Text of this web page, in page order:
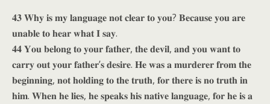
𝟒𝟑 𝐖𝐡𝐲 𝐢𝐬 𝐦𝐲 𝐥𝐚𝐧𝐠𝐮𝐚𝐠𝐞 𝐧𝐨𝐭 𝐜𝐥𝐞𝐚𝐫 𝐭𝐨 𝐲𝐨𝐮? 𝐁𝐞𝐜𝐚𝐮𝐬𝐞 𝐲𝐨𝐮 𝐚𝐫𝐞
𝐮𝐧𝐚𝐛𝐥𝐞 𝐭𝐨 𝐡𝐞𝐚𝐫 𝐰𝐡𝐚𝐭 𝐈 𝐬𝐚𝐲.
𝟒𝟒 𝐘𝐨𝐮 𝐛𝐞𝐥𝐨𝐧𝐠 𝐭𝐨 𝐲𝐨𝐮𝐫 𝐟𝐚𝐭𝐡𝐞𝐫, 𝐭𝐡𝐞 𝐝𝐞𝐯𝐢𝐥, 𝐚𝐧𝐝 𝐲𝐨𝐮 𝐰𝐚𝐧𝐭 𝐭𝐨
𝐜𝐚𝐫𝐫𝐲 𝐨𝐮𝐭 𝐲𝐨𝐮𝐫 𝐟𝐚𝐭𝐡𝐞𝐫’𝐬 𝐝𝐞𝐬𝐢𝐫𝐞. 𝐇𝐞 𝐰𝐚𝐬 𝐚 𝐦𝐮𝐫𝐝𝐞𝐫𝐞𝐫 𝐟𝐫𝐨𝐦 𝐭𝐡𝐞
𝐛𝐞𝐠𝐢𝐧𝐧𝐢𝐧𝐠, 𝐧𝐨𝐭 𝐡𝐨𝐥𝐝𝐢𝐧𝐠 𝐭𝐨 𝐭𝐡𝐞 𝐭𝐫𝐮𝐭𝐡, 𝐟𝐨𝐫 𝐭𝐡𝐞𝐫𝐞 𝐢𝐬 𝐧𝐨 𝐭𝐫𝐮𝐭𝐡 𝐢𝐧
𝐡𝐢𝐦. 𝐖𝐡𝐞𝐧 𝐡𝐞 𝐥𝐢𝐞𝐬, 𝐡𝐞 𝐬𝐩𝐞𝐚𝐤𝐬 𝐡𝐢𝐬 𝐧𝐚𝐭𝐢𝐯𝐞 𝐥𝐚𝐧𝐠𝐮𝐚𝐠𝐞, 𝐟𝐨𝐫 𝐡𝐞 𝐢𝐬 𝐚